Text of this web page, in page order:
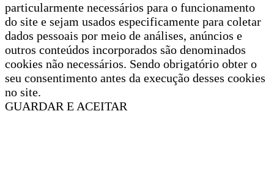
particularmente necessários para o funcionamento
do site e sejam usados especificamente para coletar
dados pessoais por meio de análises, anúncios e
outros conteúdos incorporados são denominados
cookies não necessários. Sendo obrigatório obter o
seu consentimento antes da execução desses cookies
no site.
GUARDAR E ACEITAR